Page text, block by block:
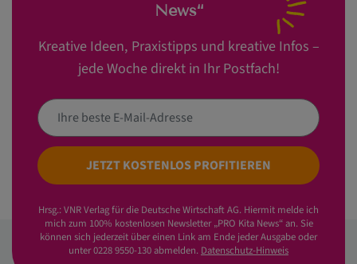
News“
Kreative Ideen, Praxistipps und kreative Infos –
jede Woche direkt in Ihr Postfach!
JETZT KOSTENLOS PROFITIEREN
Hrsg.: VNR Verlag für die Deutsche Wirtschaft AG. Hiermit melde ich
mich zum 100% kostenlosen Newsletter „PRO Kita News“ an. Sie
können sich jederzeit über einen Link am Ende jeder Ausgabe oder
unter 0228 9550-130 abmelden. Datenschutz-Hinweis